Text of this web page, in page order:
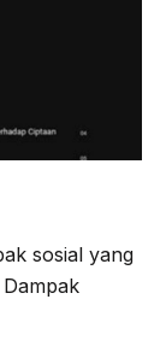
sosial yang